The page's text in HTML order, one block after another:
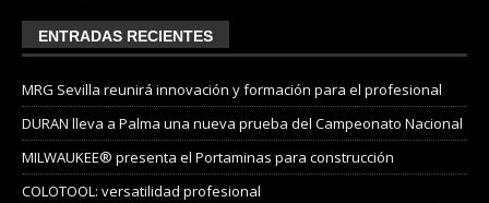
ENTRADAS RECIENTES
MRG Sevilla reunirá innovación y formación para el profesional
DURAN lleva a Palma una nueva prueba del Campeonato Nacional
MILWAUKEE® presenta el Portaminas para construcción
COLOTOOL: versatilidad profesional